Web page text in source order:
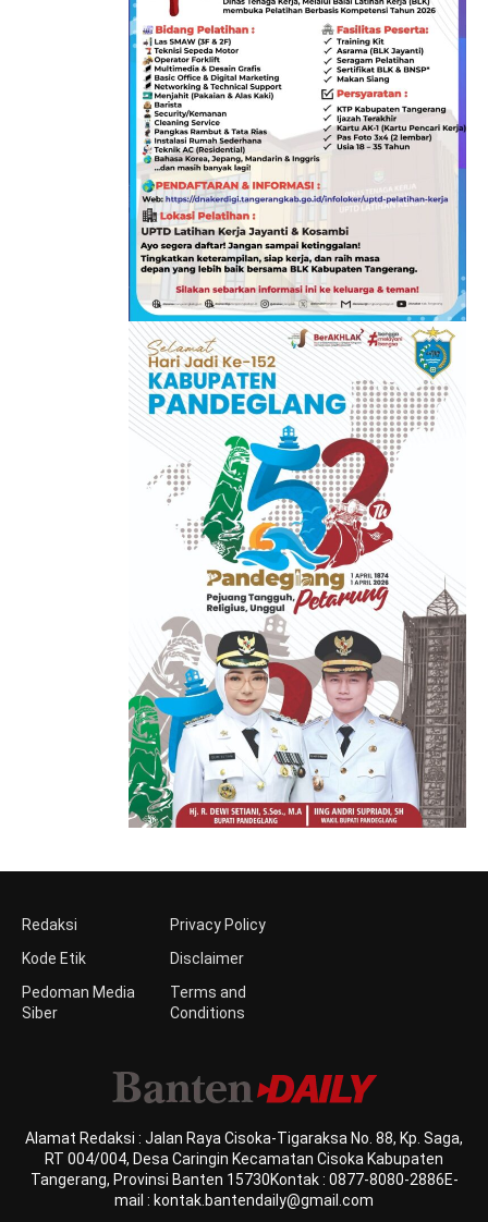
Redaksi
Kode Etik
Pedoman Media
Siber
Privacy Policy
Disclaimer
Terms and
Conditions
Alamat Redaksi : Jalan Raya Cisoka-Tigaraksa No. 88, Kp. Saga,
RT 004/004, Desa Caringin Kecamatan Cisoka Kabupaten
Tangerang, Provinsi Banten 15730Kontak : 0877-8080-2886E-
mail : kontak.bantendaily@gmail.com